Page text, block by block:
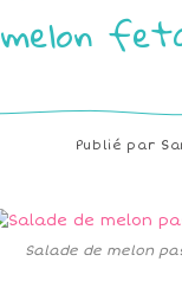
melon
Publié par
Salade de melon